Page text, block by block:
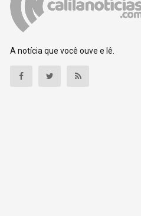
A notícia que você ouve e lê.